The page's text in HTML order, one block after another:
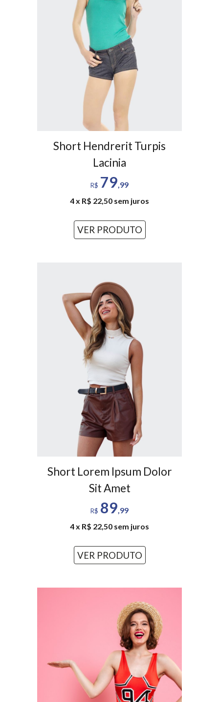
Short Hendrerit Turpis
Lacinia
R$ 79,99
4 x R$ 22,50 sem juros
VER PRODUTO
Short Lorem Ipsum Dolor
Sit Amet
R$ 89 ,99
4 x R$ 22,50 sem juros
VER PRODUTO